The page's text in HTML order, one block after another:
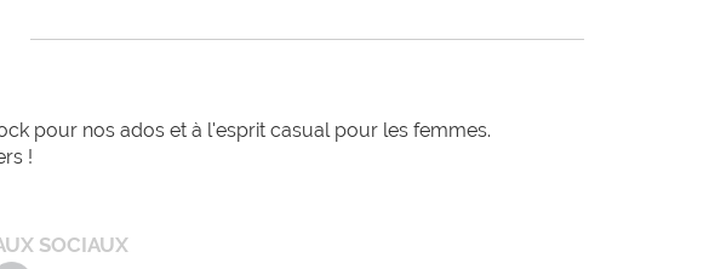
pour nos ados et à l'esprit casual pour les femmes.
!
SOCIAUX